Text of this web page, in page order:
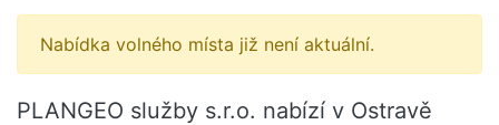
Nabídka volného místa již není aktuální.
PLANGEO služby s.r.o. nabízí v Ostravě